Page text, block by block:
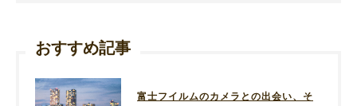
おすすめ記事
富士フイルムのカメラとの出会い、そ